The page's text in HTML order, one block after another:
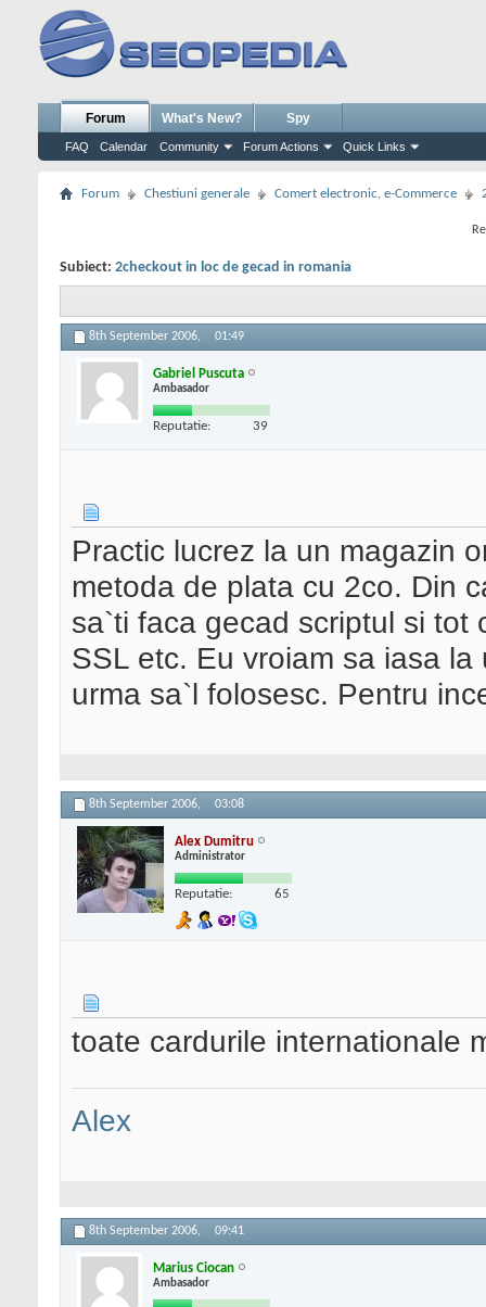
Forum
FAQ Calendar Community Forum Actions Quick Links
What's New? Spy
Forum Chestiuni generale Comert electronic, e-Commerce
Subiect: 2checkout in loc de gecad in romania
8th September 2006, 01:49
Gabriel Puscuta
Ambasador
Reputatie: 39
Practic lucrez la un magazin
metoda de plata cu 2co. Din
sa`ti faca gecad scriptul si
SSL etc. Eu vroiam sa iasa
urma sa`l folosesc. Pentru
8th September 2006, 03:08
Alex Dumitru
Administrator
Reputatie: 65
toate cardurile internationale
Alex
8th September 2006, 09:41
Marius Ciocan
Ambasador